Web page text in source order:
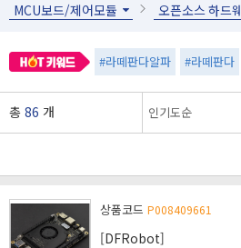
MCU보드/제어모듈 오픈소스 하드
#라떼판다알파 #라떼판다
총 86 개
상품코드 P008409661
[DFRobot]